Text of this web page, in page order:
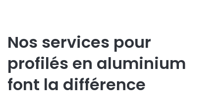
Nos services pour
profilés en aluminium
font la différence